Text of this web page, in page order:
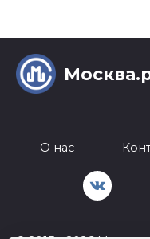
О нас